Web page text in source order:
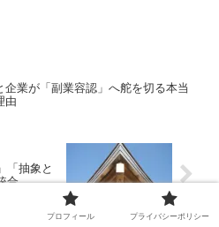
企業が「副業容認」へ舵を切る本当
由
「抽象と
合
プロフィール プライバシーポリシー